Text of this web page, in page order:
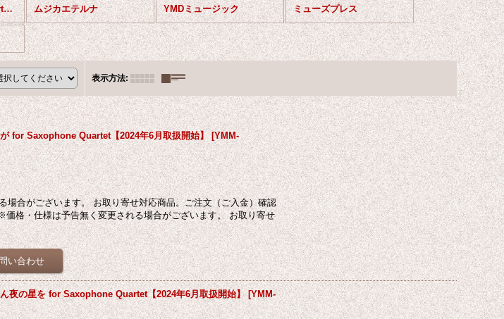
HIBI★Chazz-K Quartet Series ムジカエテルナ YMDミュージック ミューズプレス
表示方法:
for Saxophone Quartet【2024年6月取扱開始】 [YMM-
場合がございます。 お取り寄せ対応商品。ご注文（ご入金）確認
格・仕様は予告無く変更される場合がございます。 お取り寄せ
夜の星を for Saxophone Quartet【2024年6月取扱開始】 [YMM-